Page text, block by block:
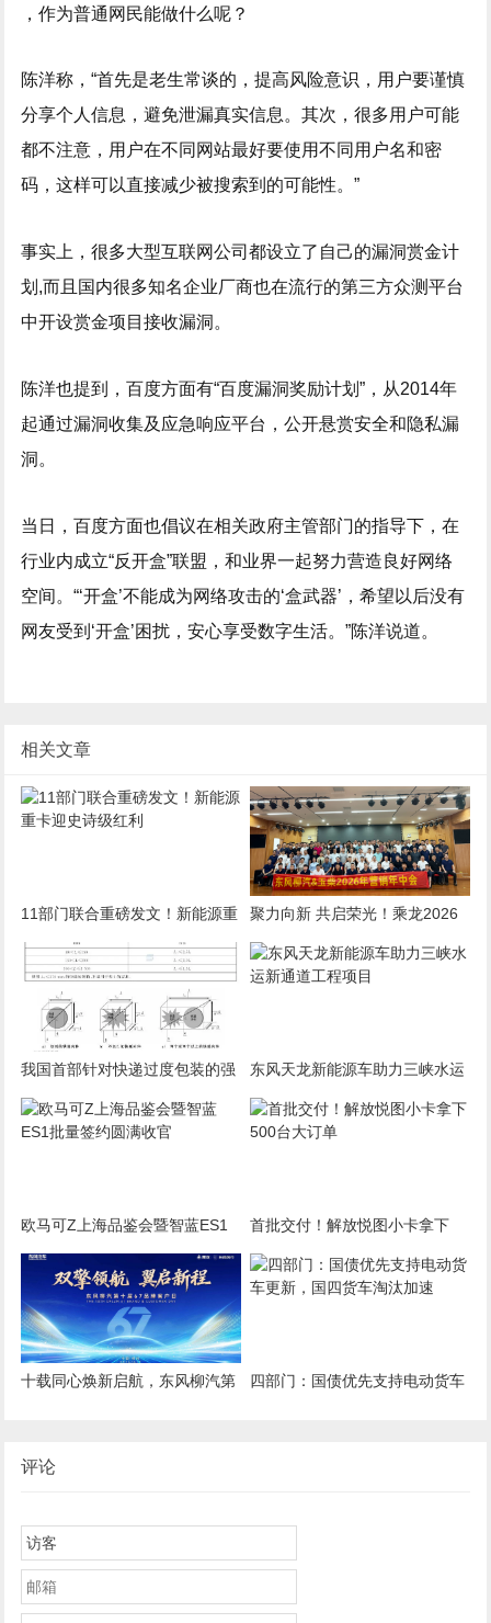
，作为普通网民能做什么呢？
陈洋称，“首先是老生常谈的，提高风险意识，用户要谨慎
分享个人信息，避免泄漏真实信息。其次，很多用户可能
都不注意，用户在不同网站最好要使用不同用户名和密
码，这样可以直接减少被搜索到的可能性。”
事实上，很多大型互联网公司都设立了自己的漏洞赏金计
划,而且国内很多知名企业厂商也在流行的第三方众测平台
中开设赏金项目接收漏洞。
陈洋也提到，百度方面有“百度漏洞奖励计划”，从2014年
起通过漏洞收集及应急响应平台，公开悬赏安全和隐私漏
洞。
当日，百度方面也倡议在相关政府主管部门的指导下，在
行业内成立“反开盒”联盟，和业界一起努力营造良好网络
空间。“‘开盒’不能成为网络攻击的‘盒武器’，希望以后没有
网友受到‘开盒’困扰，安心享受数字生活。”陈洋说道。
相关文章
11部门联合重磅发文！新能源重
卡迎史诗级红利
聚力向新 共启荣光！乘龙2026
华南区域营销年中会盛大启幕
我国首部针对快递过度包装的强
制国标7月1日起实施
东风天龙新能源车助力三峡水运
新通道工程项目
欧马可Z上海品鉴会暨智蓝ES1
批量签约圆满收官
首批交付！解放悦图小卡拿下
500台大订单
十载同心焕新启航，东风柳汽第
四部门：国债优先支持电动货车
评论